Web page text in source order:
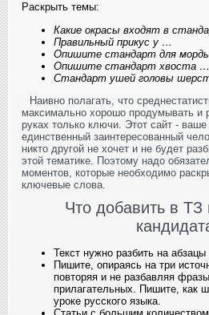
Раскрыть темы:
Какие окрасы входят в
Правильный прикус у …
Опишите стандарт для
Опишите стандарт хвоста …
Стандарт ушей головы
Наивно полагать, что
максимально хорошо продумывать и
руках только ключи. Этот сайт -
единственный заинтересованный
никто другой не хочет и не будет
этой тематике. Поэтому надо
моментов, которые необходимо
ключевые слова.
Что добавить в
Текст нужно разбить на
Пишите, опираясь на три
повторяя и не разбавляя
прилагательных. Пишите, как
уроке русского языка.